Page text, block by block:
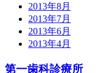
2013年8月
2013年7月
2013年6月
2013年4月
第一歯科診療所